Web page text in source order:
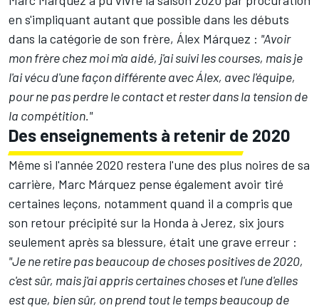
en s'impliquant autant que possible dans les débuts
dans la catégorie de son frère, Álex Márquez : "Avoir
mon frère chez moi m'a aidé, j'ai suivi les courses, mais je
l'ai vécu d'une façon différente avec Álex, avec l'équipe,
pour ne pas perdre le contact et rester dans la tension de
la compétition."
Des enseignements à retenir de 2020
Même si l'année 2020 restera l'une des plus noires de sa
carrière, Marc Márquez pense également avoir tiré
certaines leçons, notamment quand il a compris que
son retour précipité sur la Honda à Jerez, six jours
seulement après sa blessure, était une grave erreur :
"Je ne retire pas beaucoup de choses positives de 2020,
c'est sûr, mais j'ai appris certaines choses et l'une d'elles
est que, bien sûr, on prend tout le temps beaucoup de